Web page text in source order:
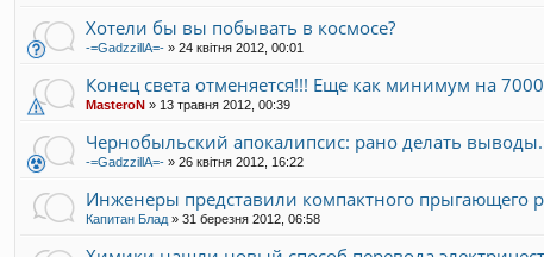
Хотели бы вы побывать в космосе?
-=GadzzillA=- » 24 квітня 2012, 00:01
Конец света отменяется!!! Еще как минимум на
MasteroN » 13 травня 2012, 00:39
Чернобыльский апокалипсис: рано делать
-=GadzzillA=- » 26 квітня 2012, 16:22
Инженеры представили компактного прыгающего
Капитан Блад » 31 березня 2012, 06:58